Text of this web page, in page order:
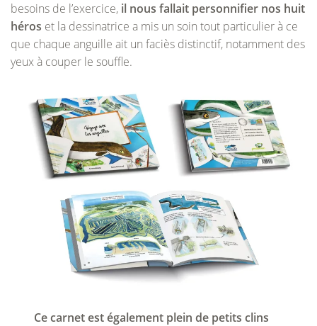
besoins de l’exercice, il nous fallait personnifier nos huit
héros et la dessinatrice a mis un soin tout particulier à ce
que chaque anguille ait un faciès distinctif, notamment des
yeux à couper le souffle.
Ce carnet est également plein de petits clins